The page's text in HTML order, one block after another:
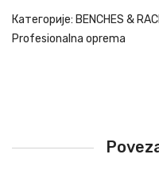
Категорије: BENCHES &
Profesionalna oprema